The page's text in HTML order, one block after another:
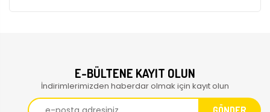
E-BÜLTENE KAYIT OLUN
İndirimlerimizden haberdar olmak için kayıt olun